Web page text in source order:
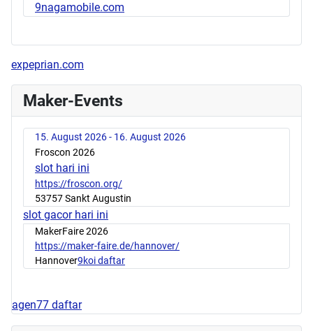
9nagamobile.com
expeprian.com
Maker-Events
15. August 2026 - 16. August 2026
Froscon 2026
slot hari ini
https://froscon.org/
53757 Sankt Augustin
slot gacor hari ini
MakerFaire 2026
https://maker-faire.de/hannover/
Hannover9koi daftar
agen77 daftar